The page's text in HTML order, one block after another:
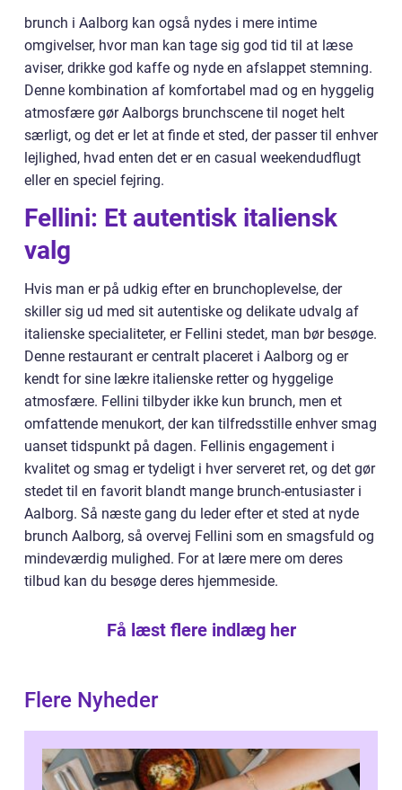
brunch i Aalborg kan også nydes i mere intime
omgivelser, hvor man kan tage sig god tid til at læse
aviser, drikke god kaffe og nyde en afslappet stemning.
Denne kombination af komfortabel mad og en hyggelig
atmosfære gør Aalborgs brunchscene til noget helt
særligt, og det er let at finde et sted, der passer til enhver
lejlighed, hvad enten det er en casual weekendudflugt
eller en speciel fejring.
Fellini: Et autentisk italiensk
valg
Hvis man er på udkig efter en brunchoplevelse, der
skiller sig ud med sit autentiske og delikate udvalg af
italienske specialiteter, er Fellini stedet, man bør besøge.
Denne restaurant er centralt placeret i Aalborg og er
kendt for sine lækre italienske retter og hyggelige
atmosfære. Fellini tilbyder ikke kun brunch, men et
omfattende menukort, der kan tilfredsstille enhver smag
uanset tidspunkt på dagen. Fellinis engagement i
kvalitet og smag er tydeligt i hver serveret ret, og det gør
stedet til en favorit blandt mange brunch-entusiaster i
Aalborg. Så næste gang du leder efter et sted at nyde
brunch Aalborg, så overvej Fellini som en smagsfuld og
mindeværdig mulighed. For at lære mere om deres
tilbud kan du besøge deres hjemmeside.
Få læst flere indlæg her
Flere Nyheder